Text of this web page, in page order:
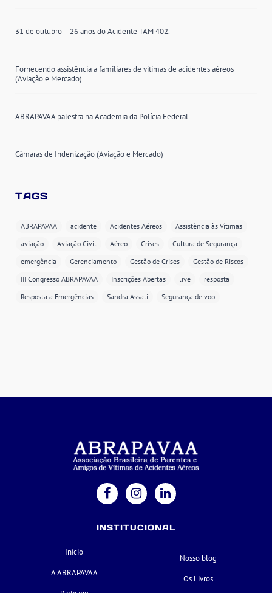
31 de outubro – 26 anos do Acidente TAM 402.
Fornecendo assistência a familiares de vítimas de acidentes aéreos
(Aviação e Mercado)
ABRAPAVAA palestra na Academia da Polícia Federal
Câmaras de Indenização (Aviação e Mercado)
TAGS
ABRAPAVAA acidente Acidentes Aéreos
Assistência às Vítimas
aviação
Aviação Civil Aéreo Crises
Cultura de Segurança
emergência
Gerenciamento Gestão de Crises
Gestão de Riscos
III Congresso ABRAPAVAA
Inscrições Abertas live
resposta
Resposta a Emergências
Sandra Assali Segurança de voo
INSTITUCIONAL
Início
A ABRAPAVAA
Nosso blog
Os Livros